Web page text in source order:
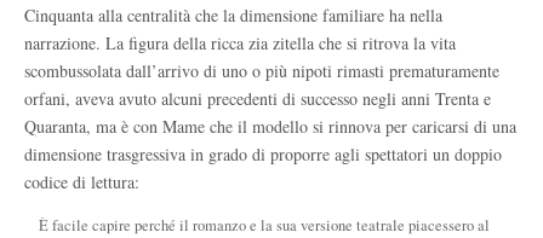
Cinquanta alla centralità che la dimensione familiare ha nella
narrazione. La figura della ricca zia zitella che si ritrova la vita
scombussolata dall’arrivo di uno o più nipoti rimasti prematuramente
orfani, aveva avuto alcuni precedenti di successo negli anni Trenta e
Quaranta, ma è con Mame che il modello si rinnova per caricarsi di una
dimensione trasgressiva in grado di proporre agli spettatori un doppio
codice di lettura:
È facile capire perché il romanzo e la sua versione teatrale piacessero al